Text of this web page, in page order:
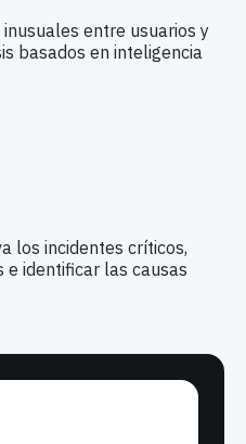
entre usuarios y
basados en inteligencia
los incidentes críticos,
e identificar las causas